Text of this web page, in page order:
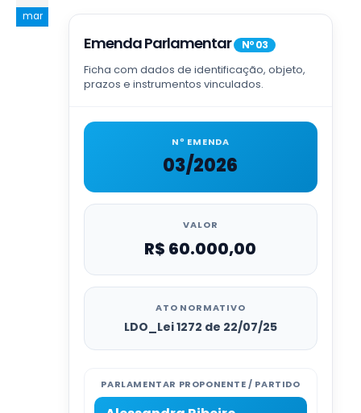
mar
Emenda Parlamentar Nº 03
Ficha com dados de identificação, objeto,
prazos e instrumentos vinculados.
Nº EMENDA
03/2026
VALOR
R$ 60.000,00
ATO NORMATIVO
LDO_Lei 1272 de 22/07/25
PARLAMENTAR PROPONENTE / PARTIDO